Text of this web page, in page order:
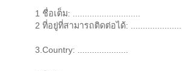
1 ชื่อเต็ม: ............................
2 ที่อยู่ที่สามารถติดต่อได้: .......................
3.Country: .....................